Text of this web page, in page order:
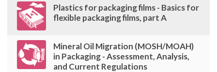
Plastics for packaging films - Basics for
flexible packaging films, part A
Mineral Oil Migration (MOSH/MOAH)
in Packaging - Assessment, Analysis,
and Current Regulations